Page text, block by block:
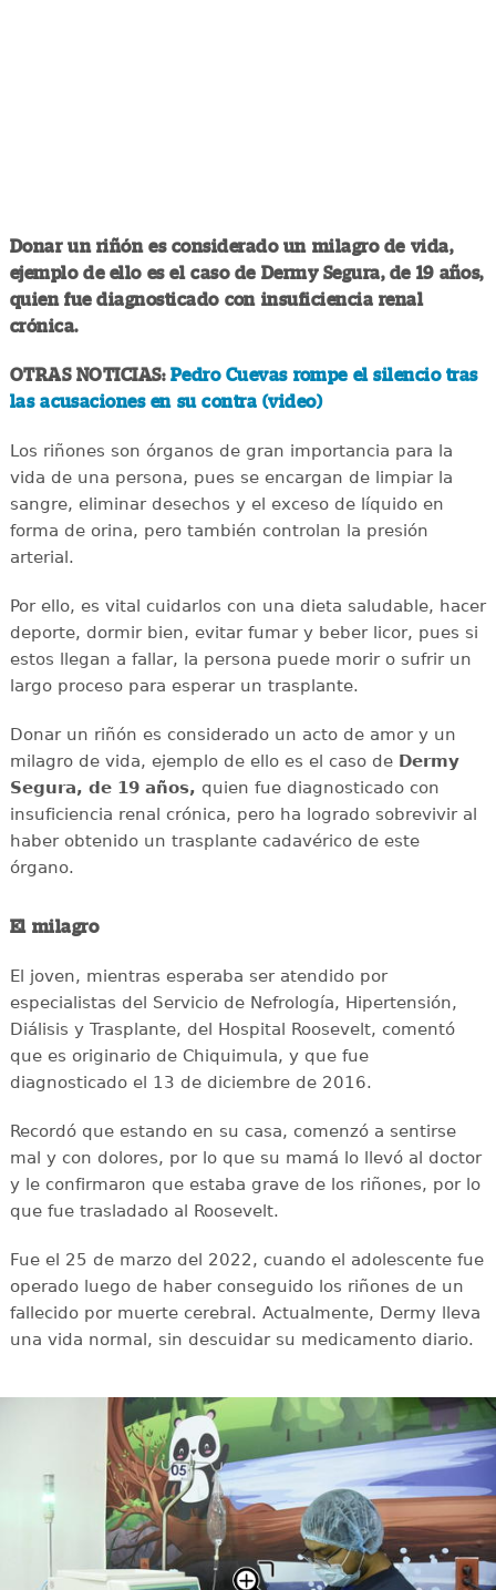
Donar un riñón es considerado un milagro de vida,
ejemplo de ello es el caso de Dermy Segura, de 19 años,
quien fue diagnosticado con insuficiencia renal
crónica.
OTRAS NOTICIAS: Pedro Cuevas rompe el silencio tras
las acusaciones en su contra (video)
Los riñones son órganos de gran importancia para la
vida de una persona, pues se encargan de limpiar la
sangre, eliminar desechos y el exceso de líquido en
forma de orina, pero también controlan la presión
arterial.
Por ello, es vital cuidarlos con una dieta saludable, hacer
deporte, dormir bien, evitar fumar y beber licor, pues si
estos llegan a fallar, la persona puede morir o sufrir un
largo proceso para esperar un trasplante.
Donar un riñón es considerado un acto de amor y un
milagro de vida, ejemplo de ello es el caso de Dermy
Segura, de 19 años, quien fue diagnosticado con
insuficiencia renal crónica, pero ha logrado sobrevivir al
haber obtenido un trasplante cadavérico de este
órgano.
El milagro
El joven, mientras esperaba ser atendido por
especialistas del Servicio de Nefrología, Hipertensión,
Diálisis y Trasplante, del Hospital Roosevelt, comentó
que es originario de Chiquimula, y que fue
diagnosticado el 13 de diciembre de 2016.
Recordó que estando en su casa, comenzó a sentirse
mal y con dolores, por lo que su mamá lo llevó al doctor
y le confirmaron que estaba grave de los riñones, por lo
que fue trasladado al Roosevelt.
Fue el 25 de marzo del 2022, cuando el adolescente fue
operado luego de haber conseguido los riñones de un
fallecido por muerte cerebral. Actualmente, Dermy lleva
una vida normal, sin descuidar su medicamento diario.